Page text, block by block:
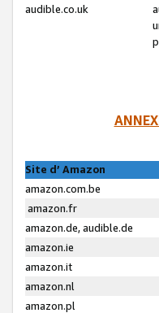
audible.co.uk
Site d’ Amazon
amazon.com.be
amazon.fr
amazon.de, audible.de
amazon.ie
amazon.it
amazon.nl
amazon.pl